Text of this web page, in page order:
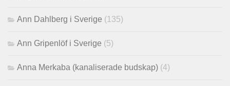
Ann Dahlberg i Sverige (135)
Ann Gripenlöf i Sverige (5)
Anna Merkaba (kanaliserade budskap) (4)